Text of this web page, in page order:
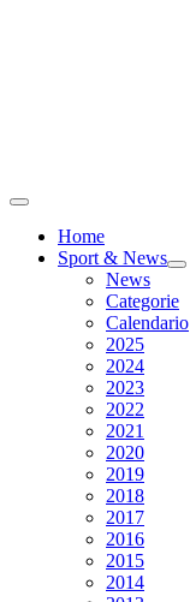
Home
Sport & News
News
Categorie
Calendario
2025
2024
2023
2022
2021
2020
2019
2018
2017
2016
2015
2014